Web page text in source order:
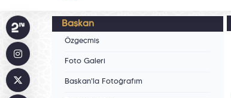
Başkan
Özgeçmiş
Foto Galeri
Başkan'la Fotoğrafım